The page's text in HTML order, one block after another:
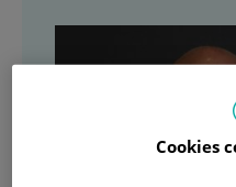
Cookies